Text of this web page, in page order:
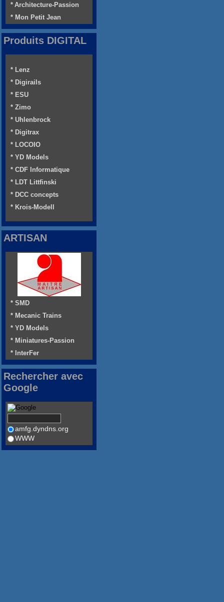
* Architecture-Passion
* Mon Petit Jean
Produits DIGITAL
* Lenz
* Digirails
* ESU
* Zimo
* Uhlenbrock
* Digitrax
* LOCOIO
* YD Models
* CDF Informatique
* LDT Littfinski
* DCC concepts
* Krois-Modell
ARTISAN
* SMD
* Mecanic Trains
* YD Models
* Miniatures-Passion
* InterFer
Rechercher avec
Google
amfg.dyndns.org
WWW